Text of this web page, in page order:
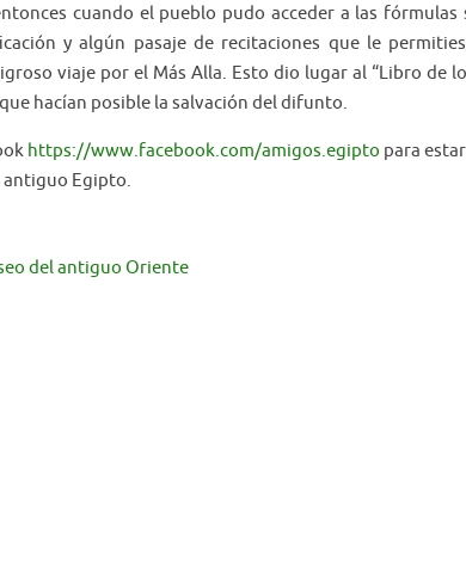
cuando el pueblo pudo acceder a las
y algún pasaje de recitaciones que le
viaje por el Más Alla. Esto dio lugar al “Libro de
hacían posible la salvación del difunto.
https://www.facebook.com/amigos.egipto para
antiguo Egipto.
del antiguo Oriente